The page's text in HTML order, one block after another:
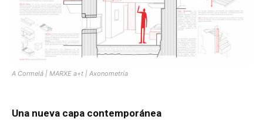
A Cormelá | MARXE a+t | Axonometría
Una nueva capa contemporánea